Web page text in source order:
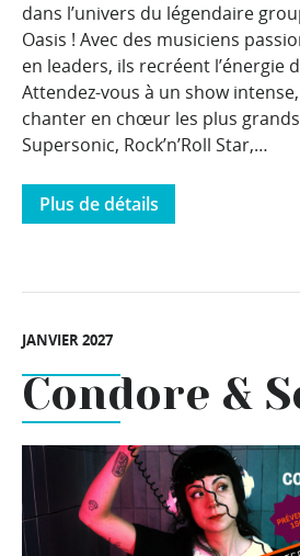
dans l’univers du légendaire
Oasis ! Avec des musiciens
en leaders, ils recréent l’énergie
Attendez-vous à un show
chanter en chœur les plus
Supersonic, Rock’n’Roll Star,…
Plus de détails
JANVIER 2027
Condore &